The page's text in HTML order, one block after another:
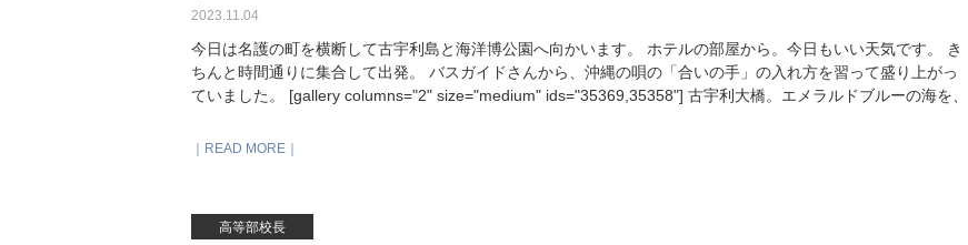
2023.11.04
今日は名護の町を横断して古宇利島と海洋博公園へ向かいます。 ホテルの部屋から。今日もいい天気です。 き
ちんと時間通りに集合して出発。 バスガイドさんから、沖縄の唄の「合いの手」の入れ方を習って盛り上がっ
ていました。 [gallery columns="2" size="medium" ids="35369,35358"] 古宇利大橋。エメラルドブルーの海を、
ていただいていたカメラマンの方に偶然お会いしたので撮っていただきました。 ハートロックという最近注目
食べる生徒もたくさんいて嬉しくなります。 ハイビスカスが咲く公園を移動します。 美ら海水族館入口での記
念撮影。 [gallery columns="2" size="medium" ids="35365,35366"] 生徒は思い思いに水族館を見学。水槽下のト
READ MORE
高等部校長